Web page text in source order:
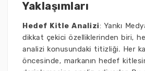
Yaklaşımları
Hedef Kitle Analizi: Yankı
dikkat çekici özelliklerinden biri,
analizi konusundaki titizliği. Her
öncesinde, markanın hedef